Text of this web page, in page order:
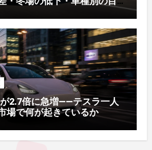
2.7倍に急増——テスラ一人
場で何が起きているか